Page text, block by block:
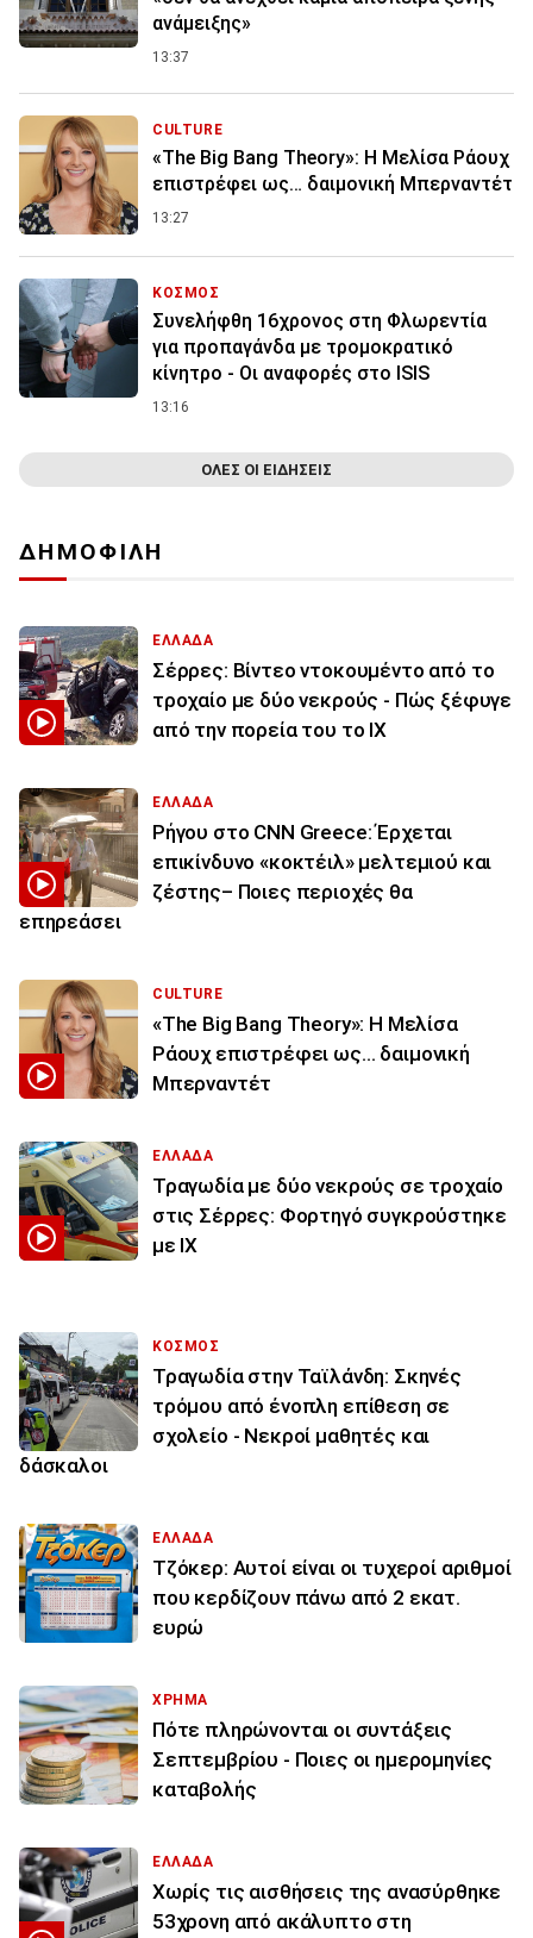
ανάμειξης»
13:37
CULTURE
«The Big Bang Theory»: Η Μελίσα Ράουχ
επιστρέφει ως… δαιμονική Μπερναντέτ
13:27
ΚΟΣΜΟΣ
Συνελήφθη 16χρονος στη Φλωρεντία
για προπαγάνδα με τρομοκρατικό
κίνητρο - Οι αναφορές στο ISIS
13:16
ΟΛΕΣ ΟΙ ΕΙΔΗΣΕΙΣ
ΔΗΜΟΦΙΛΗ
ΕΛΛΑΔΑ
Σέρρες: Βίντεο ντοκουμέντο από το
τροχαίο με δύο νεκρούς - Πώς ξέφυγε
από την πορεία του το ΙΧ
ΕΛΛΑΔΑ
Ρήγου στο CNN Greece: Έρχεται
επικίνδυνο «κοκτέιλ» μελτεμιού και
ζέστης– Ποιες περιοχές θα
επηρεάσει
CULTURE
«The Big Bang Theory»: Η Μελίσα
Ράουχ επιστρέφει ως… δαιμονική
Μπερναντέτ
ΕΛΛΑΔΑ
Τραγωδία με δύο νεκρούς σε τροχαίο
στις Σέρρες: Φορτηγό συγκρούστηκε
με ΙΧ
ΚΟΣΜΟΣ
Τραγωδία στην Ταϊλάνδη: Σκηνές
τρόμου από ένοπλη επίθεση σε
σχολείο - Νεκροί μαθητές και
δάσκαλοι
ΕΛΛΑΔΑ
Τζόκερ: Αυτοί είναι οι τυχεροί αριθμοί
που κερδίζουν πάνω από 2 εκατ.
ευρώ
ΧΡΗΜΑ
Πότε πληρώνονται οι συντάξεις
Σεπτεμβρίου - Ποιες οι ημερομηνίες
καταβολής
ΕΛΛΑΔΑ
Χωρίς τις αισθήσεις της ανασύρθηκε
53χρονη από ακάλυπτο στη